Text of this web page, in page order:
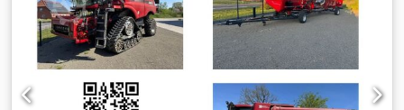
ausente]. Crjdpfx Acjzdmutokjf